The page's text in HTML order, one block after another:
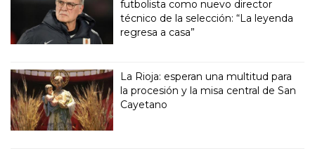
futbolista como nuevo director
técnico de la selección: “La leyenda
regresa a casa”
La Rioja: esperan una multitud para
la procesión y la misa central de San
Cayetano